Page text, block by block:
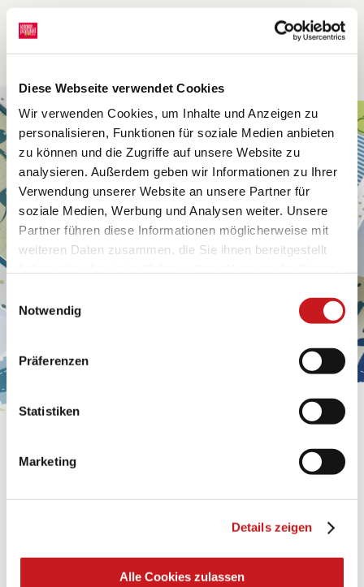
Diese Webseite verwendet Cookies
Wir verwenden Cookies, um Inhalte und Anzeigen zu
personalisieren, Funktionen für soziale Medien anbieten
zu können und die Zugriffe auf unsere Website zu
analysieren. Außerdem geben wir Informationen zu Ihrer
Verwendung unserer Website an unsere Partner für
soziale Medien, Werbung und Analysen weiter. Unsere
Partner führen diese Informationen möglicherweise mit
weiteren Daten zusammen, die Sie ihnen bereitgestellt
Datenschutzhinweisen
mehr darüber, wer wir sind, wie
personenbezogene Daten verarbeiten. Hier geht’s zum
Impressum.
Notwendig
Präferenzen
Statistiken
Marketing
Details zeigen
Alle Cookies zulassen
Eine Überraschung der besonderten Art und